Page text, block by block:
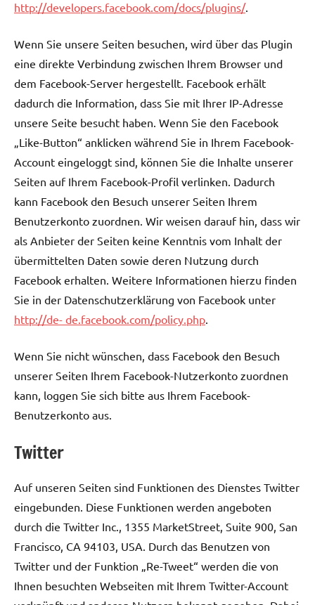
http://developers.facebook.com/docs/plugins/.
Wenn Sie unsere Seiten besuchen, wird über das Plugin
eine direkte Verbindung zwischen Ihrem Browser und
dem Facebook-Server hergestellt. Facebook erhält
dadurch die Information, dass Sie mit Ihrer IP-Adresse
unsere Seite besucht haben. Wenn Sie den Facebook
„Like-Button“ anklicken während Sie in Ihrem Facebook-
Account eingeloggt sind, können Sie die Inhalte unserer
Seiten auf Ihrem Facebook-Profil verlinken. Dadurch
kann Facebook den Besuch unserer Seiten Ihrem
Benutzerkonto zuordnen. Wir weisen darauf hin, dass wir
als Anbieter der Seiten keine Kenntnis vom Inhalt der
übermittelten Daten sowie deren Nutzung durch
Facebook erhalten. Weitere Informationen hierzu finden
Sie in der Datenschutzerklärung von Facebook unter
http://de- de.facebook.com/policy.php
Wenn Sie nicht wünschen, dass Facebook den Besuch
unserer Seiten Ihrem Facebook-Nutzerkonto zuordnen
kann, loggen Sie sich bitte aus Ihrem Facebook-
Benutzerkonto aus.
Twitter
Auf unseren Seiten sind Funktionen des Dienstes Twitter
eingebunden. Diese Funktionen werden angeboten
durch die Twitter Inc., 1355 MarketStreet, Suite 900, San
Francisco, CA 94103, USA. Durch das Benutzen von
Twitter und der Funktion „Re-Tweet“ werden die von
Ihnen besuchten Webseiten mit Ihrem Twitter-Account